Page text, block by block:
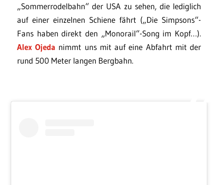
„Sommerrodelbahn“ der USA zu sehen, die lediglich
auf einer einzelnen Schiene fährt („Die Simpsons“-
Fans haben direkt den „Monorail“-Song im Kopf…).
Alex Ojeda nimmt uns mit auf eine Abfahrt mit der
rund 500 Meter langen Bergbahn.